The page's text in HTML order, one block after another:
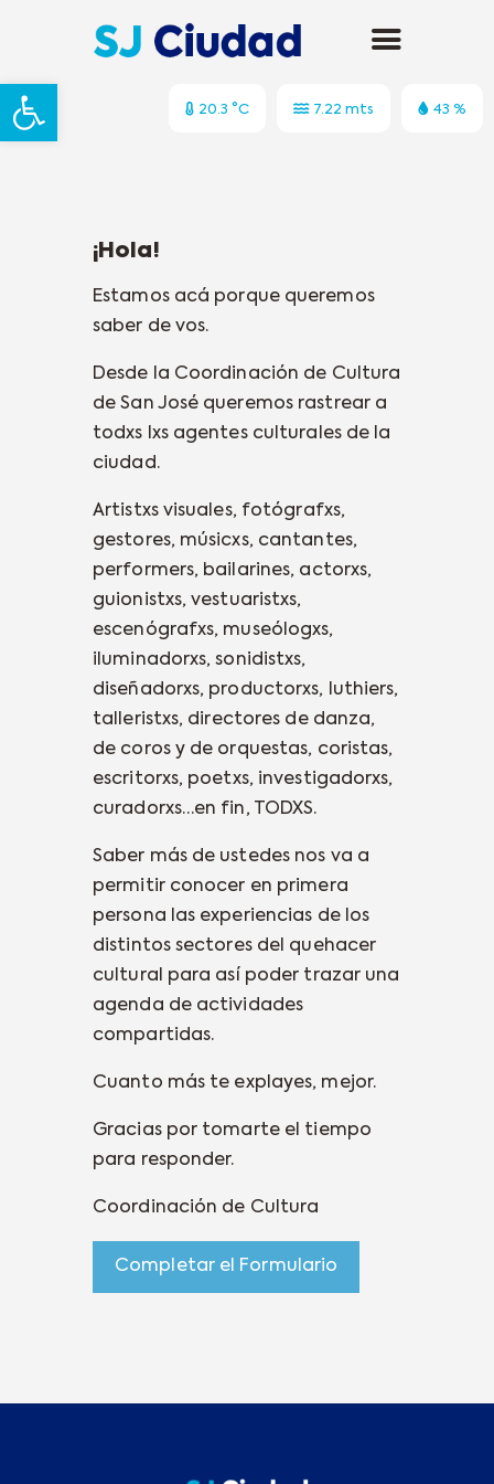
Abrir barra de herramientas
20.3 °C 7.22 mts 43 %
¡Hola!
Estamos acá porque queremos
saber de vos.
Desde la Coordinación de Cultura
de San José queremos rastrear a
todxs lxs agentes culturales de la
ciudad.
Artistxs visuales, fotógrafxs,
gestores, músicxs, cantantes,
performers, bailarines, actorxs,
guionistxs, vestuaristxs,
escenógrafxs, museólogxs,
iluminadorxs, sonidistxs,
diseñadorxs, productorxs, luthiers,
talleristxs, directores de danza,
de coros y de orquestas, coristas,
escritorxs, poetxs, investigadorxs,
curadorxs…en fin, TODXS.
Saber más de ustedes nos va a
permitir conocer en primera
persona las experiencias de los
distintos sectores del quehacer
cultural para así poder trazar una
agenda de actividades
compartidas.
Cuanto más te explayes, mejor.
Gracias por tomarte el tiempo
para responder.
Coordinación de Cultura
Completar el Formulario